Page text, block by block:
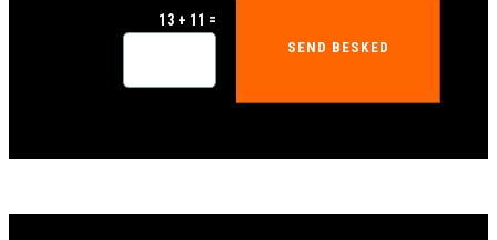
13 + 11 =
SEND BESKED